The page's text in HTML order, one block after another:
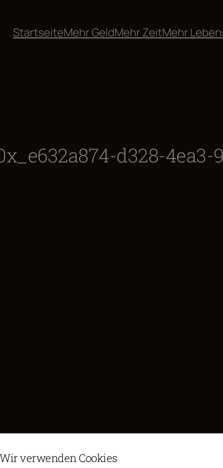
StartseiteMehr GeldMehr ZeitMehr
d328-4ea3-
Wir verwenden Cookies